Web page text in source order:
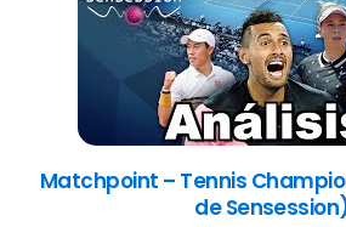
Matchpoint – Tennis
de